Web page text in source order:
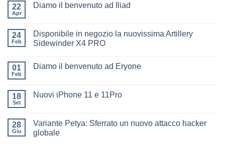
22
Apr
Diamo il benvenuto ad Iliad
Diamo
il
benvenuto
24
Feb
Disponibile in negozio la nuovissima Artillery
Sidewinder X4 PRO
su
la
nuovissima
PRO
01
Feb
Diamo il benvenuto ad Eryone
Diamo
Eryone
18
Set
Nuovi iPhone 11 e 11Pro
Nuovi
iPhone
11
28
Giu
Variante Petya: Sferrato un nuovo attacco hacker
globale